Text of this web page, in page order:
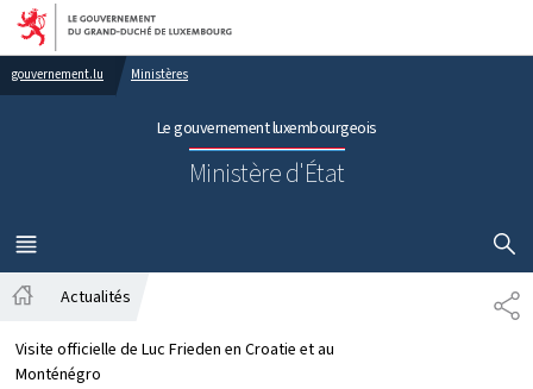
Aller au menu principal
Aller au contenu
gouvernement.lu Ministères
Le gouvernement luxembourgeois
Ministère d'État
MENU
PRINCIPAL
Actualités
Visite officielle de Luc Frieden en Croatie et au
Monténégro